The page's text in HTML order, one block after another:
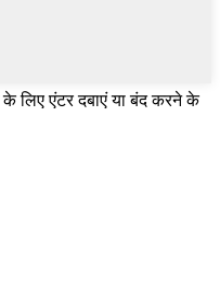
लिए एंटर दबाएं या बंद करने के